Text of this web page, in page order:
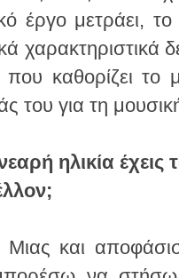
του για τη